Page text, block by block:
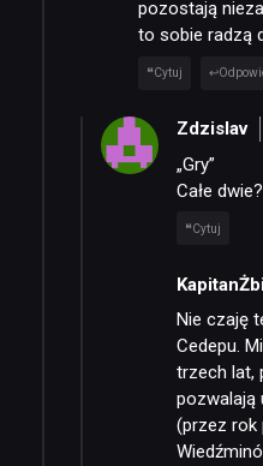
pozostają
to sobie radzą
Cytuj
Zdzislav
„Gry”
Całe dwie?
Cytuj
Nie czaję
Cedepu.
trzech lat,
pozwalają
(przez rok